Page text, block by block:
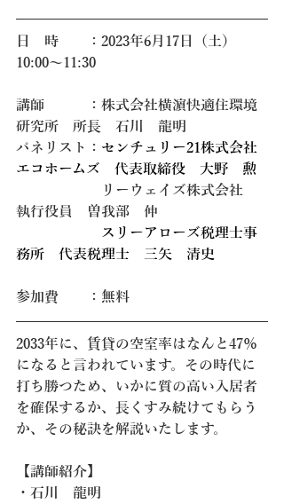
日　時　　：2023年6月17日（土）
10:00～11:30
講師　　　：株式会社横濵快適住環境
研究所　所長　石川　龍明
パネリスト： センチュリー21株式会社
エコホームズ　代表取締役
大野　勲
リーウェイズ株式会社
執行役員　曽我部　伸
スリーアローズ税理士事
務所　代表税理士　三矢　清史
​参加費　　：無料
2033年に、賃貸の空室率はなんと47％
になると言われています。その時代に
打ち勝つため、いかに質の高い入居者
を確保するか、長くすみ続けてもらう
か、その秘訣を解説いたします。
【講師紹介】
・石川　龍明